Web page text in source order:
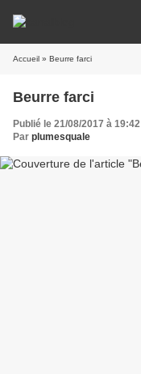
Accueil » Beurre farci
Beurre farci
Publié le 21/08/2017 à 19:42
Par plumesquale